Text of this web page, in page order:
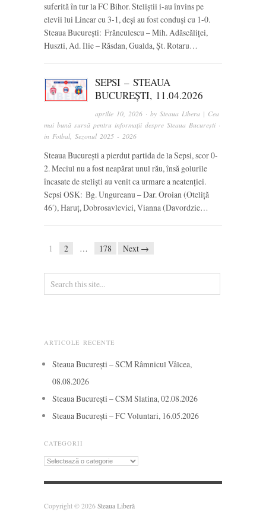
suferită în tur la FC Bihor. Steliștii i-au învins pe
elevii lui Lincar cu 3-1, deși au fost conduși cu 1-0.
Steaua București: Frănculescu – Mih. Adăscăliței,
Huszti, Ad. Ilie – Răsdan, Gualda, Șt. Rotaru…
SEPSI – STEAUA
BUCUREȘTI, 11.04.2026
aprilie 10, 2026 · bySteaua Libera | Cea
mai bună sursă pentru informații despre Steaua București ·
in Fotbal, Sezonul 2025 - 2026
Steaua București a pierdut partida de la Sepsi, scor 0-
2. Meciul nu a fost neapărat unul rău, însă golurile
încasate de steliști au venit ca urmare a neatenției.
Sepsi OSK: Bg. Ungureanu – Dar. Oroian (Oteliță
46′), Haruț, Dobrosavlevici, Vianna (Davordzie…
1 2 … 178 Next →
ARTICOLE RECENTE
Steaua București – SCM Râmnicul Vâlcea,
08.08.2026
Steaua București – CSM Slatina, 02.08.2026
Steaua București – FC Voluntari, 16.05.2026
CATEGORII
Categorii
Copyright © 2026 Steaua Liberă